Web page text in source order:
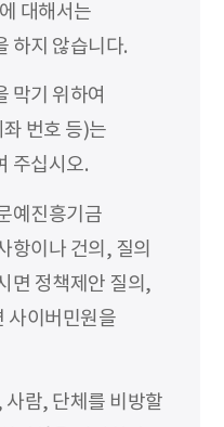
대해서는
하지 않습니다.
막기 위하여
번호 등)는
주십시오.
예진흥기금
항이나 건의, 질의
면 정책제안 질의,
사이버민원을
람, 단체를 비방할